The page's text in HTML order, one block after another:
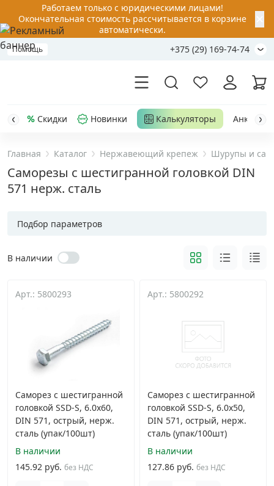
Работаем только с юридическими лицами!
Окончательная стоимость рассчитывается в корзине
автоматически.
Помощь +375 (29) 169-74-74
Акции
Распродажа
Уценка
Анкерная техника
Дюбельная техника
Кабельный крепеж
Строительный инструмент и инвентарь
Заклепки ›
Химический крепеж
Гвозди и скобы
Скидки Новинки Калькуляторы Анкер-
Главная Каталог Нержавеющий крепеж Шурупы и
Саморезы с шестигранной головкой DIN
571 нерж. сталь
Подбор параметров
В наличии
Арт.: 5800293
Саморез с шестигранной
головкой SSD-S, 6.0х60,
DIN 571, острый, нерж.
сталь (упак/100шт)
В наличии
145.92 руб. без НДС
Арт.: 5800292
Саморез с шестигранной
головкой SSD-S, 6.0х50,
DIN 571, острый, нерж.
сталь (упак/100шт)
В наличии
127.86 руб. без НДС